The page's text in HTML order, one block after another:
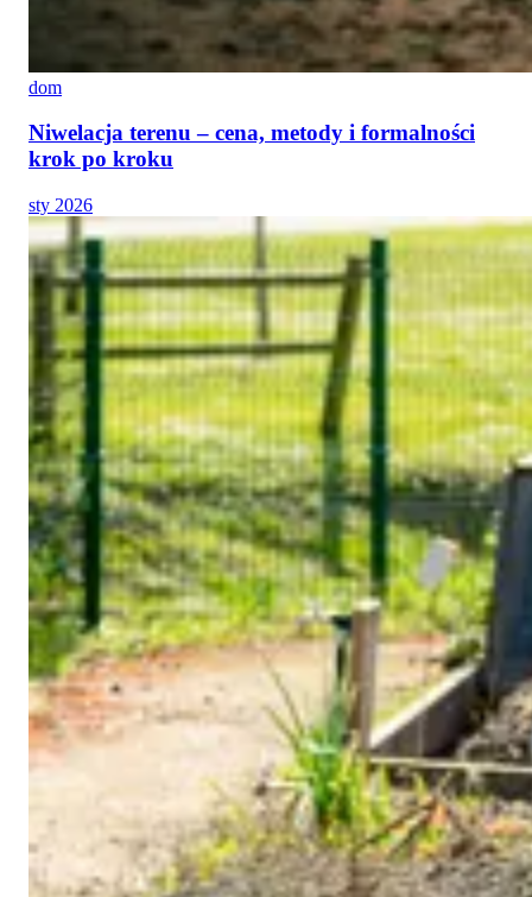
dom
Niwelacja terenu – cena, metody i formalności
krok po kroku
sty 2026